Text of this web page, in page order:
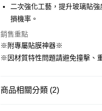
7-11付款取貨
宅配
每筆NT$60，滿NT$499(含以上)
二次強化工藝，提升玻璃貼
損機率。
銷售重點
※附專屬貼膜神器※
※因材質特性問題請避免撞擊、
商品相關分類 (2)